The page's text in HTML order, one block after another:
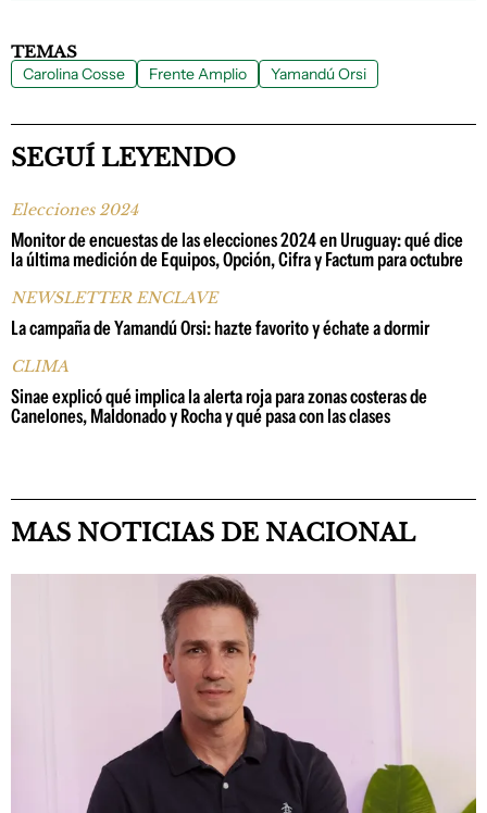
TEMAS
Carolina Cosse Frente Amplio Yamandú Orsi
SEGUÍ LEYENDO
Elecciones 2024
Monitor de encuestas de las elecciones 2024 en Uruguay: qué dice
la última medición de Equipos, Opción, Cifra y Factum para octubre
NEWSLETTER ENCLAVE
La campaña de Yamandú Orsi: hazte favorito y échate a dormir
CLIMA
Sinae explicó qué implica la alerta roja para zonas costeras de
Canelones, Maldonado y Rocha y qué pasa con las clases
MAS NOTICIAS DE NACIONAL